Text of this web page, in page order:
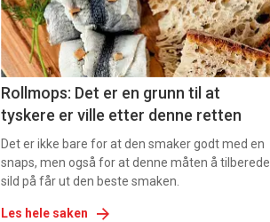
section
11
Dagens
rett
2
Rollmops: Det er en grunn til at
tyskere er ville etter denne retten
Det er ikke bare for at den smaker godt med en
snaps, men også for at denne måten å tilberede
sild på får ut den beste smaken.
Les hele saken